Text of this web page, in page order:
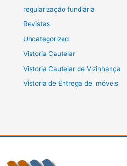
regularização fundiária
Revistas
Uncategorized
Vistoria Cautelar
Vistoria Cautelar de Vizinhança
Vistoria de Entrega de Imóveis